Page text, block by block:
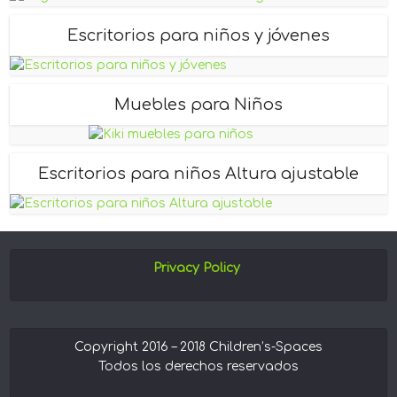
Escritorios para niños y jóvenes
Muebles para Niños
Escritorios para niños Altura ajustable
Privacy Policy
Copyright 2016 – 2018 Children’s-Spaces
Todos los derechos reservados